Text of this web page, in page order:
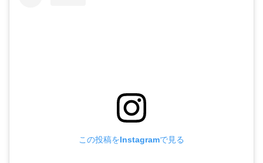
この投稿をInstagramで見る